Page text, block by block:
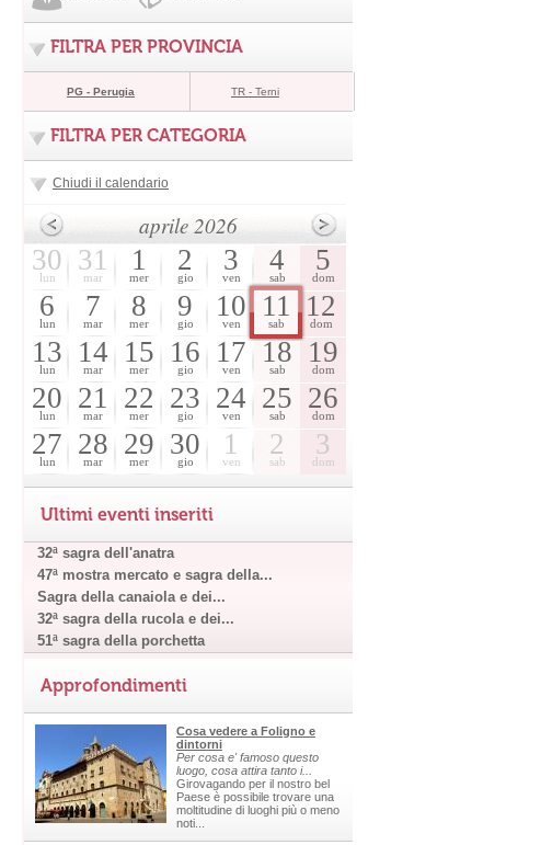
FILTRA PER PROVINCIA
PG - Perugia TR - Terni
FILTRA PER CATEGORIA
Chiudi il calendario
aprile 2026
30
lun
31
mar
1
mer
2
gio
3
ven
4
sab
5
dom
6
lun
7
mar
8
mer
9
gio
10
ven
11
sab
12
dom
13
lun
14
mar
15
mer
16
gio
17
ven
18
sab
19
dom
20
lun
21
mar
22
mer
23
gio
24
ven
25
sab
26
dom
27
lun
28
mar
29
mer
30
gio
1
ven
2
sab
3
dom
Ultimi eventi inseriti
32ª sagra dell'anatra
47ª mostra mercato e sagra della...
Sagra della canaiola e dei...
32ª sagra della rucola e dei...
51ª sagra della porchetta
Approfondimenti
Cosa vedere a Foligno e
dintorni
Per cosa e' famoso questo
luogo, cosa attira tanto i...
Girovagando per il nostro bel
Paese è possibile trovare una
moltitudine di luoghi più o meno
noti...